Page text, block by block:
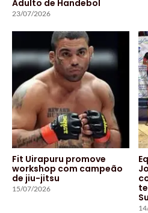
Adulto de Handebol
23/07/2026
Fit Uirapuru promove
workshop com campeão
de jiu-jitsu
15/07/2026